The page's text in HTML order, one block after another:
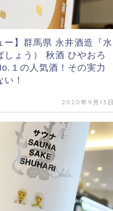
ー】群馬県 永井酒造『水
しょう） 秋酒 ひやおろ
１の人気酒！その実力
！
2020年9月13日